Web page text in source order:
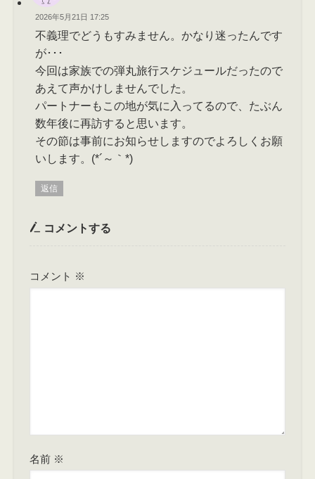
2026年5月21日 17:25
不義理でどうもすみません。かなり迷ったんです
が･･･
今回は家族での弾丸旅行スケジュールだったので
あえて声かけしませんでした。
パートナーもこの地が気に入ってるので、たぶん
数年後に再訪すると思います。
その節は事前にお知らせしますのでよろしくお願
いします。(*´～｀*)
返信
コメントする
コメント ※
名前 ※